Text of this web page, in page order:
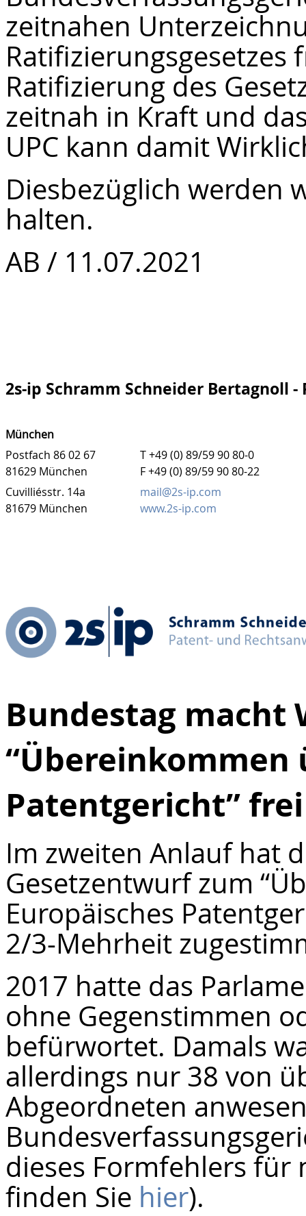
zeitnahen
Ratifizierungsgesetzes
Ratifizierung des
zeitnah in Kraft und
UPC kann damit
Diesbezüglich werden
halten.
AB / 11.07.2021
2s-ip Schramm Schneider Bertagnoll
München
Postfach 86 02 67
81629 München
T +49 (0) 89/59 90 80-0
F +49 (0) 89/59 90 80-22
Cuvilliésstr. 14a
81679 München
mail@2s-ip.com
www.2s-ip.com
Bundestag macht
“Übereinkommen
Patentgericht” frei
Im zweiten Anlauf hat
Gesetzentwurf zum
Europäisches
2/3-Mehrheit
2017 hatte das
ohne Gegenstimmen
befürwortet. Damals
allerdings nur 38 von
Abgeordneten
dieses Formfehlers für
finden Sie hier).